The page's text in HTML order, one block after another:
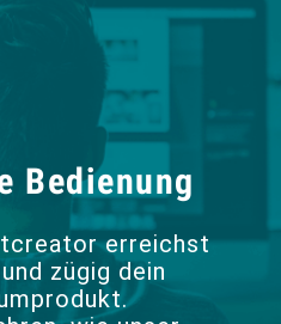
Bedienung
erreichst
zügig dein